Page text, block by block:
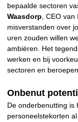
bepaalde sectoren
Waasdorp, CEO van
misverstanden over
uren zouden willen
ambiëren. Het
werken en bij
sectoren en
Onbenut
De onderbenutting is
personeelstekorten